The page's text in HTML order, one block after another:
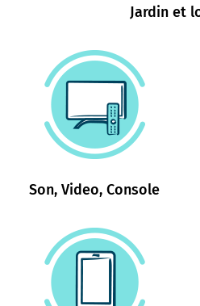
Jardin et
Son, Video, Console